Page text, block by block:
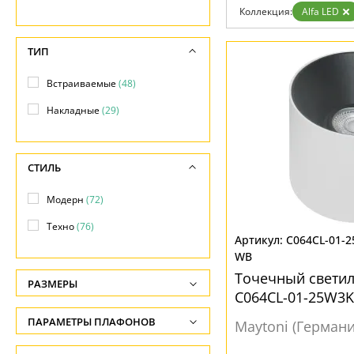
Возврат
Отзывы
Установка
Бренды
Коллекция: Alfa LED
C064CL-01-
WB
Точечный
C064CL-01-
Maytoni
ТИП
Встраиваемые(48)
Накладные(29)
СТИЛЬ
Модерн (72)
Техно(76)
РАЗМЕРЫ
Высота, см
-
ПАРАМЕТРЫ ПЛАФОНОВ